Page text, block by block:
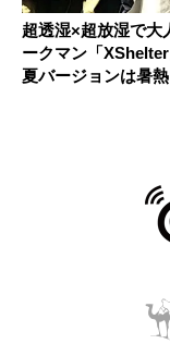
超透湿×超放湿で大
ークマン「
夏バージョンは暑